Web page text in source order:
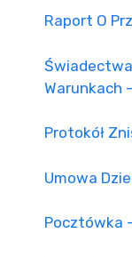
Raport O
Świadectwa
Warunkach
Protokół
Umowa
Pocztówka